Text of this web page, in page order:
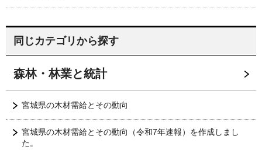
同じカテゴリから探す
森林・林業と統計
宮城県の木材需給とその動向
宮城県の木材需給とその動向（令和7年速報）を作成しまし
た。